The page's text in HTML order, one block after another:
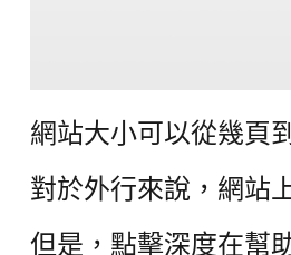
網站大小可以從幾頁
對於外行來說，網站
但是，點擊深度在幫